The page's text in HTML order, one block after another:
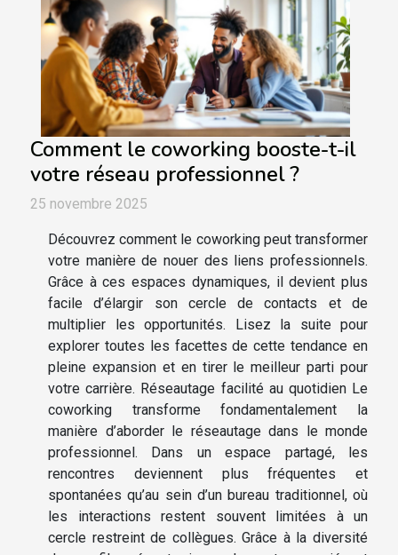
Comment le coworking booste-t-il
votre réseau professionnel ?
25 novembre 2025
Découvrez comment le coworking peut transformer
votre manière de nouer des liens professionnels.
Grâce à ces espaces dynamiques, il devient plus
facile d’élargir son cercle de contacts et de
multiplier les opportunités. Lisez la suite pour
explorer toutes les facettes de cette tendance en
pleine expansion et en tirer le meilleur parti pour
votre carrière. Réseautage facilité au quotidien Le
coworking transforme fondamentalement la
manière d’aborder le réseautage dans le monde
professionnel. Dans un espace partagé, les
rencontres deviennent plus fréquentes et
spontanées qu’au sein d’un bureau traditionnel, où
les interactions restent souvent limitées à un
cercle restreint de collègues. Grâce à la diversité